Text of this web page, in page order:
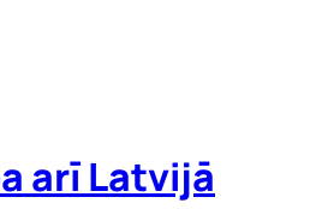
arī Latvijā